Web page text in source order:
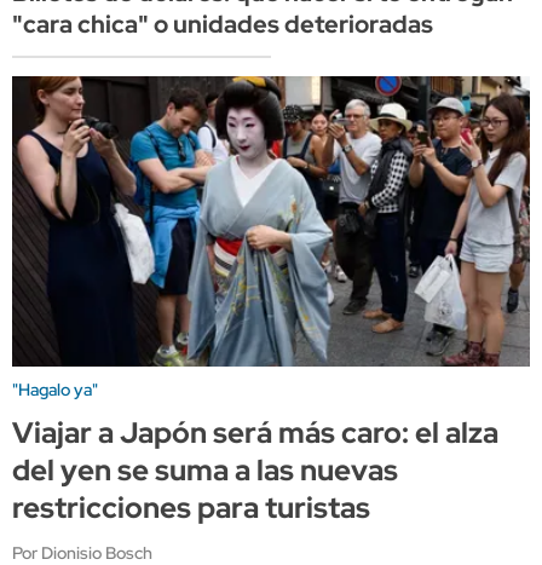
"cara chica" o unidades deterioradas
"Hagalo ya"
Viajar a Japón será más caro: el alza
del yen se suma a las nuevas
restricciones para turistas
Por Dionisio Bosch